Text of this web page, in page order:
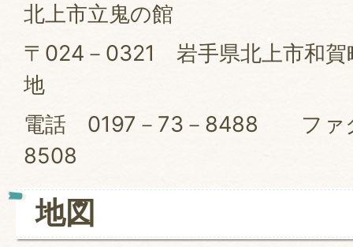
北上市立鬼の館
〒024－0321 岩手県北上市和賀
地
電話 0197－73－8488 ファ
8508
地図